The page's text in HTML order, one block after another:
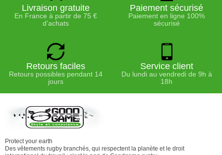
Livraison gratuite
En France à partir de 75 €
d'achats
Paiement sécurisé
Paiement en ligne 100%
sécurisé
Retours faciles
Retours possibles pendant 14
jours
Service client
Du lundi au vendredi de 9h à
18h
Protect your earth
Des vêtements rugby branchés, qui respectent la planète et le droit